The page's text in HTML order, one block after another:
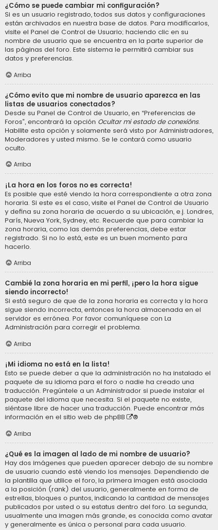
¿Cómo se puede cambiar mi configuración?
Si es un usuario registrado, todos sus datos y configuraciones
están archivados en nuestra base de datos. Para modificarlos,
visite el Panel de Control de Usuario; haciendo clic en su
nombre de usuario que se encuentra en la parte superior de
las páginas del foro. Este sistema le permitirá cambiar sus
datos y preferencias.
Arriba
¿Cómo evito que mi nombre de usuario aparezca en las
listas de usuarios conectados?
Desde su Panel de Control de Usuario, en “Preferencias de
Foros”, encontrará la opción Ocultar mi estado de conexións.
Habilite esta opción y solamente será visto por Administradores,
Moderadores y usted mismo. Se le contará como usuario
oculto.
Arriba
¡La hora en los foros no es correcta!
Es posible que esté viendo la hora correspondiente a otra zona
horaria. Si este es el caso, visite el Panel de Control de Usuario
y defina su zona horaria de acuerdo a su ubicación, e.j. Londres,
París, Nueva York, Sydney, etc. Recuerde que para cambiar la
zona horaria, como las demás preferencias, debe estar
registrado. Si no lo está, este es un buen momento para
hacerlo.
Arriba
Cambié la zona horaria en mi perfil, ¡pero la hora sigue
siendo incorrecto!
Si está seguro de que de la zona horaria es correcta y la hora
sigue siendo incorrecta, entonces la hora almacenada en el
servidor es errónea. Por favor comuníquese con La
Administración para corregir el problema.
Arriba
¡Mi idioma no está en la lista!
Esto se puede deber a que la administración no ha instalado el
paquete de su idioma para el foro o nadie ha creado una
traducción. Pregúntele a un Administrador si puede instalar el
paquete del idioma que necesita. Si el paquete no existe,
siéntase libre de hacer una traducción. Puede encontrar más
información en el sitio web de phpBB ®
Arriba
¿Qué es la imagen al lado de mi nombre de usuario?
Hay dos imágenes que pueden aparecer debajo de su nombre
de usuario cuando esté viendo los mensajes. Dependiendo de
la plantilla que utilice el foro, la primera imagen está asociada
a la posición (rank) del usuario, generalmente en forma de
estrellas, bloques o puntos, indicando la cantidad de mensajes
publicados por usted o su estatus dentro del foro. La segunda,
usualmente una imagen más grande, es conocida como avatar
y generalmente es única o personal para cada usuario.